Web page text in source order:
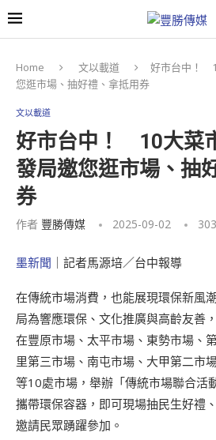
Home 文以載道
好市台中！
您逛市場、抽好禮、拿抵用券
文以載道
好市台中！ 10大菜
發局邀您逛市場、抽
券
作者 豐勝傳媒 2025-09-02 303
墨新聞 ｜記者馬源培／台中報導
在傳統市場消費，也能展現環保新風
局為響應環保、文化推廣與高齡友善
在豐原市場、太平市場、東勢市場、
里第三市場、南屯市場、大甲第二市
等10處市場，舉辦「傳統市場聯合活
攜帶環保容器，即可現場抽民生好禮
邀請民眾踴躍參加。